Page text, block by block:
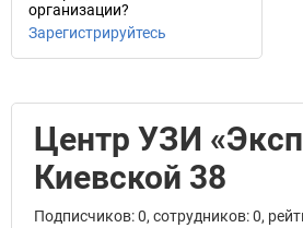
организации?
Зарегистрируйтесь
Центр УЗИ
Киевской 38
Подписчиков: 0, сотрудников: 0,